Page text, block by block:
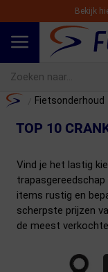
Bekijk
Home Fietsonderhoud
TOP 10
Vind je het lastig
items rustig en
scherpste prijzen
de meest